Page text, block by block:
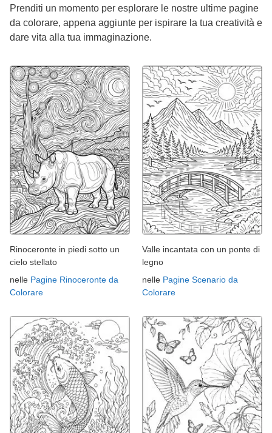
Prenditi un momento per esplorare le nostre ultime pagine
da colorare, appena aggiunte per ispirare la tua creatività e
dare vita alla tua immaginazione.
Rinoceronte in piedi sotto un
cielo stellato
nelle Pagine Rinoceronte da
Colorare
Valle incantata con un ponte di
legno
nelle Pagine Scenario da
Colorare